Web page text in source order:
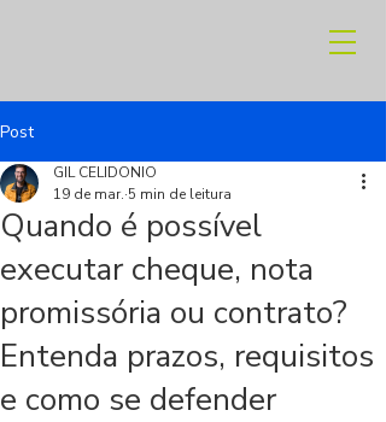
Post
Quando é possível
executar cheque, nota
promissória ou contrato?
Entenda prazos, requisitos
e como se defender
GIL CELIDONIO
19 de mar. 5 min de leitura